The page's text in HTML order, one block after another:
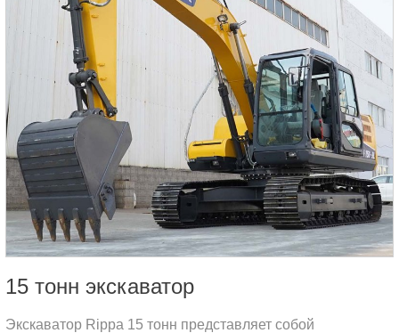
15 тонн экскаватор
Экскаватор Rippa 15 тонн представляет собой